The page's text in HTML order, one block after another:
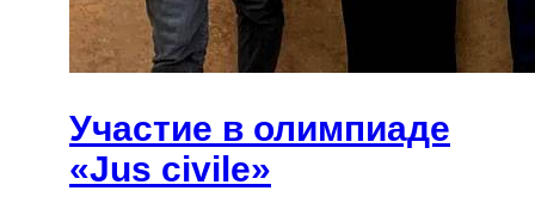
Участие в олимпиаде
«Jus civile»